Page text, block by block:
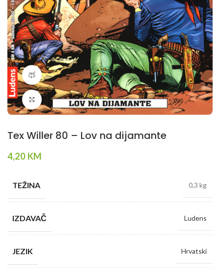
360 product view
Klikni da povečaš
Tex Willer 80 – Lov na dijamante
4,20 KM
TEŽINA 0,3 kg
IZDAVAČ Ludens
JEZIK Hrvatski